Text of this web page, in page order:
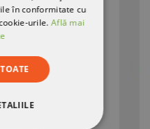
în conformitate cu
urile.Află mai